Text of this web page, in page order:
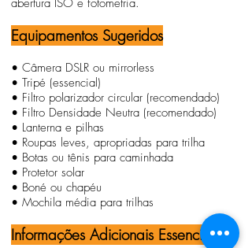
abertura ISO e fotometria.
Equipamentos Sugeridos
• Câmera DSLR ou mirrorless
• Tripé (essencial)
• Filtro polarizador circular (recomendado)
• Filtro Densidade Neutra (recomendado)
• Lanterna e pilhas
• Roupas leves, apropriadas para trilha
• Botas ou tênis para caminhada
• Protetor solar
• Boné ou chapéu
• Mochila média para trilhas
​Informações Adicionais Essenciais